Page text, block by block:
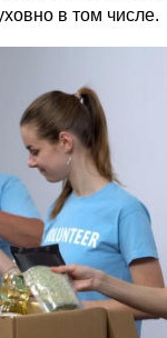
в том числе.